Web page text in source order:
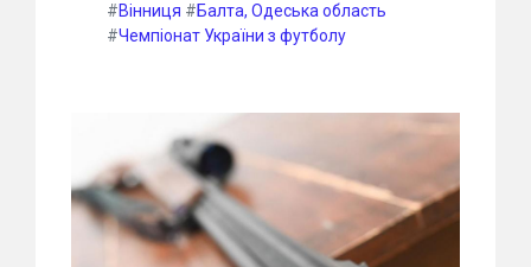
#Вінниця #Балта, Одеська область
#Чемпіонат України з футболу